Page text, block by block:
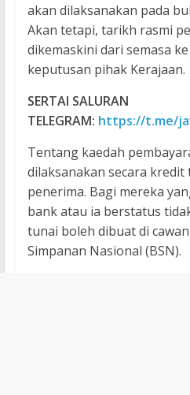
akan dilaksanakan pada
Akan tetapi, tarikh rasmi
dikemaskini dari semasa
keputusan pihak Kerajaan.
SERTAI SALURAN
TELEGRAM: https://t.me/
Tentang kaedah
dilaksanakan secara
penerima. Bagi mereka
bank atau ia berstatus
tunai boleh dibuat di
Simpanan Nasional (BSN).